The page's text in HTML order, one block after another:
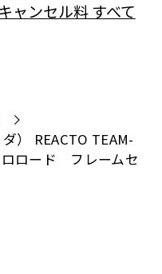
） REACTO TEAM-
ロロード フレームセ